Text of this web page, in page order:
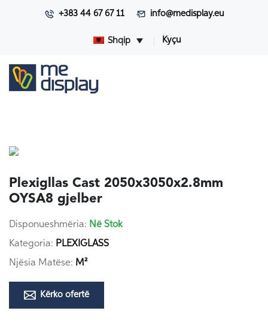
+383 44 67 67 11 info@medisplay.eu
Shqip Kyçu
Plexigllas Cast 2050x3050x2.8mm
OYSA8 gjelber
Disponueshmëria: Në Stok
Kategoria: PLEXIGLASS
Njësia Matëse: M²
Kërko ofertë